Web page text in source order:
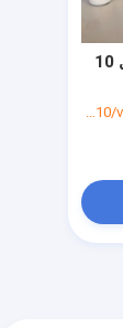
الجملة ماء باك 3 مل 10